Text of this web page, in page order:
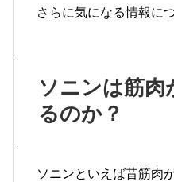
さらに気になる情報に
ソニンは筋
るのか？
ソニンといえば昔筋肉